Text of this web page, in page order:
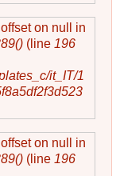
on null in
(line 196
it_IT/1
on null in
(line 196